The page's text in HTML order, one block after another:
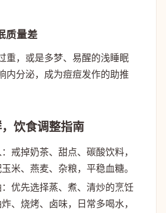
质量差
重，或是多梦、易醒的浅睡眠
内分泌，成为痘痘发作的助推
饮食调整指南
：戒掉奶茶、甜点、碳酸饮料，
米、燕麦、杂粮，平稳血糖。
：优先选择蒸、煮、清炒的烹饪
、烧烤、卤味，日常多喝水，